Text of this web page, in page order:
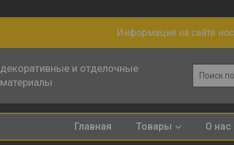
Информация на сайте
декоративные и отделочные
материалы
Главная Товары О нас